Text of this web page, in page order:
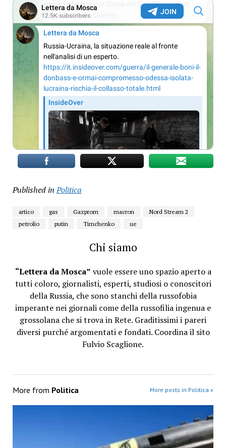
Published in Politica
artico gas Gazprom macron
Nord Stream 2
petrolio
putin Timchenko ue
Chi siamo
“Lettera da Mosca” vuole essere uno spazio aperto a
tutti coloro, giornalisti, esperti, studiosi o conoscitori
della Russia, che sono stanchi della russofobia
imperante nei giornali come della russofilia ingenua e
grossolana che si trova in Rete. Graditissimi i pareri
diversi purché argomentati e fondati. Coordina il sito
Fulvio Scaglione.
More from Politica More posts in Politica »